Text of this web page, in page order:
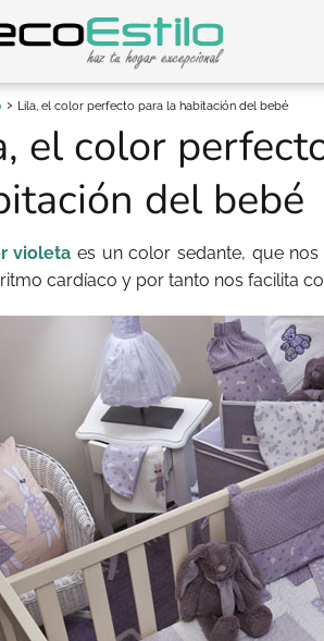
Lila, el color perfecto para la habitación del bebé
el color
del bebé
violeta es un color sedante, que
cardíaco y por tanto nos facilita